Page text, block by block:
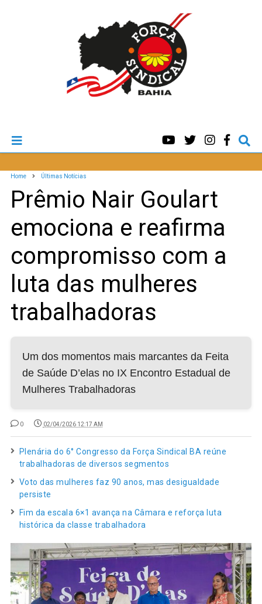
Home Últimas Notícias
Prêmio Nair Goulart
emociona e reafirma
compromisso com a
luta das mulheres
trabalhadoras
Um dos momentos mais marcantes da Feita
de Saúde D’elas no IX Encontro Estadual de
Mulheres Trabalhadoras
0 02/04/2026 12:17 AM
Plenária do 6° Congresso da Força Sindical BA reúne
trabalhadoras de diversos segmentos
Voto das mulheres faz 90 anos, mas desigualdade
persiste
Fim da escala 6×1 avança na Câmara e reforça luta
histórica da classe trabalhadora